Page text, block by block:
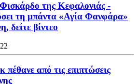
της Κεφαλονιάς -
τη μπάντα «Αγία Φανφάρα»
δείτε βίντεο
από τις επιπτώσεις